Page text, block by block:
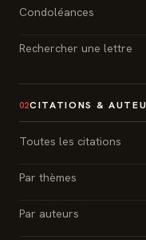
Condoléances
Rechercher une lettre
02CITATIONS &
Toutes les citations
Par thèmes
Par auteurs